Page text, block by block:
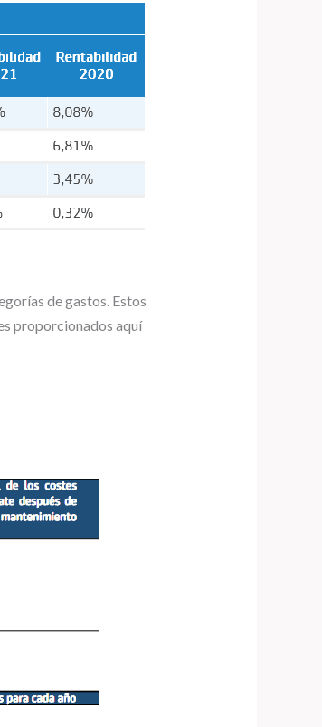
de gastos. Estos
proporcionados aquí